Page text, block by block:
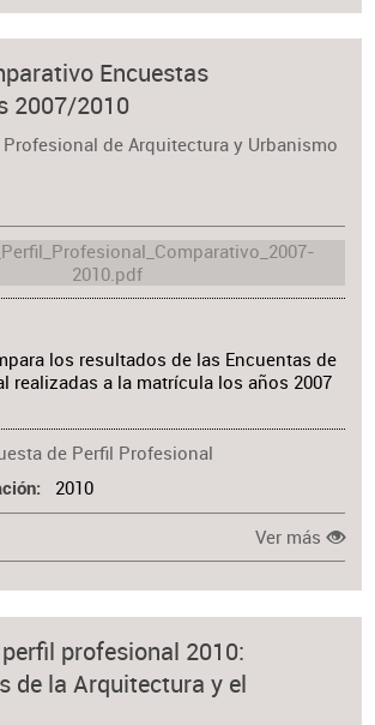
Encuestas
2007/2010
de Arquitectura y Urbanismo
los resultados de las Encuentas de
realizadas a la matrícula los años 2007
de Perfil Profesional
2010
Ver más
profesional 2010:
de la Arquitectura y el